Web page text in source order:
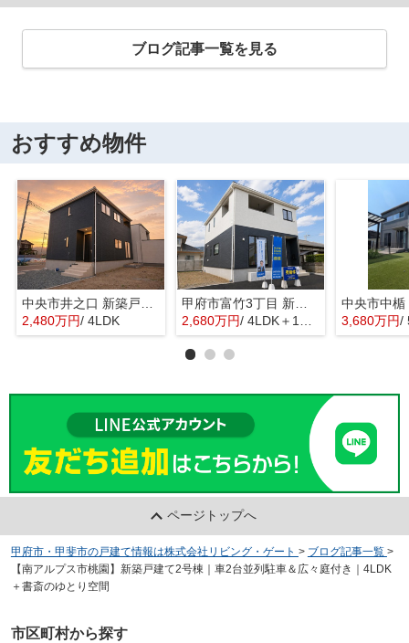
ブログ記事一覧を見る
おすすめ物件
2,480万円/ 4LDK
甲府市富竹3丁目 新築全3棟 3号棟 南西道路・車並列3台
2,680万円/ 4LDK＋1S(納戸) 3,680万円/
ページトップへ
甲府市・甲斐市の戸建て情報は株式会社リビング・ゲート > ブログ記事一覧 >
【南アルプス市桃園】新築戸建て2号棟｜車2台並列駐車＆広々庭付き｜4LDK
＋書斎のゆとり空間
市区町村から探す